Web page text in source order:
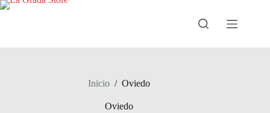
Saltar
Inicio / Oviedo
Oviedo